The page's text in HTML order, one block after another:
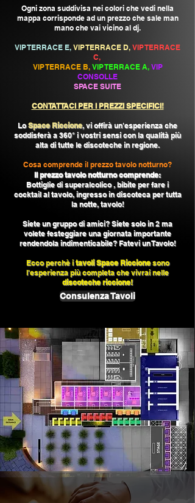
Ogni zona suddivisa nei colori che vedi nella
mappa corrisponde ad un prezzo che sale man
mano che vai vicino al dj.
VIP TERRACE E, VIP TERRACE D, VIP TERRACE
C,
VIP TERRACE B, VIP TERRACE A, VIP
CONSOLLE
SPACE SUITE
CONTATTACI PER I PREZZI SPECIFICI!
LoSpace Riccione, vi offirà un'esperienza che
soddisferà a 360° i vostri sensi con la qualità più
alta di tutte le discoteche in regione.
Cosa comprende il prezzo tavolo notturno?
Il prezzo tavolo notturno comprende:
Bottiglie di superalcolico , bibite per fare i
cocktail al tavolo, ingresso in discoteca per tutta
la notte, tavolo!
Siete un gruppo di amici? Siete solo in 2 ma
volete festeggiare una giornata importante
rendendola indimenticabile? Fatevi un Tavolo!
Ecco perchè itavoli Space Riccionesono
l'esperienza più completa che vivrai nelle
discoteche riccione!
Consulenza Tavoli